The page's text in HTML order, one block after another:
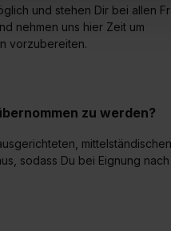
der Kategorien
deiner Daten in
Datenschutzerklärung,
und stehen Dir bei allen
nehmen uns hier Zeit um
vorzubereiten.
zu werden?
mittelständischen
sodass Du bei Eignung